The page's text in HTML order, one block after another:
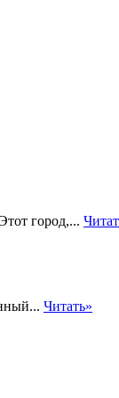
город,...
Читать»